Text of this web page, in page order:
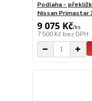
Podlaha -
Nissan Primastar
9 075 Kč/ks
7 500 Kč bez DPH